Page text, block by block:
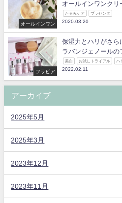
オールインワン
オールインワンクリ
たるみケア プラセンタ
2020.03.20
フラビア
保湿力とハリがさら
ラバンジェノールの
美白 お試しトライアル ハリ
2022.02.11
アーカイブ
2025年5月
2025年3月
2023年12月
2023年11月